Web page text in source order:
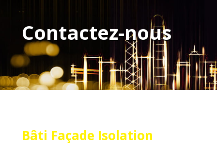
Contactez-nous
Bâti Façade Isolation